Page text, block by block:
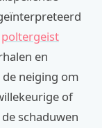
poltergeist
en
neiging om
of
schaduwen